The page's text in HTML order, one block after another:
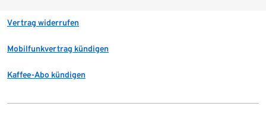
Vertrag widerrufen
Mobilfunkvertrag kündigen
Kaffee-Abo kündigen